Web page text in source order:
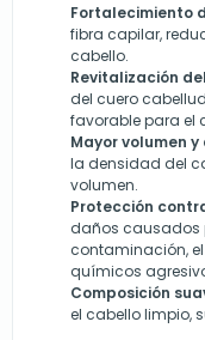
Fortalecimiento
fibra capilar,
cabello.
Revitalización
del cuero
favorable para el
Mayor volumen
la densidad del
volumen.
Protección
daños causados
contaminación,
químicos
Composición
el cabello limpio,